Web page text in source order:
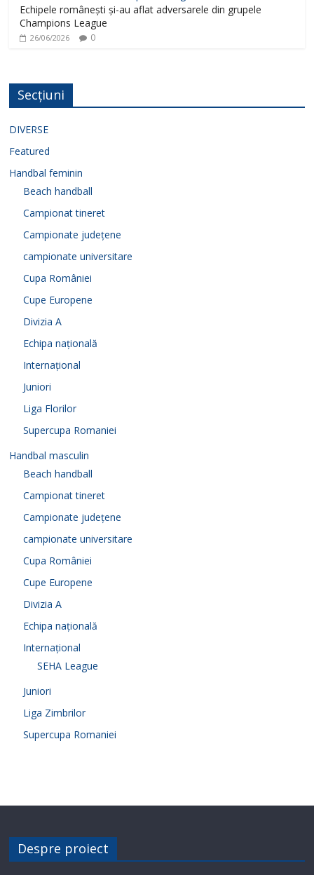
Echipele românești și-au aflat adversarele din grupele
Champions League
26/06/2026 0
Secțiuni
DIVERSE
Featured
Handbal feminin
Beach handball
Campionat tineret
Campionate județene
campionate universitare
Cupa României
Cupe Europene
Divizia A
Echipa națională
Internațional
Juniori
Liga Florilor
Supercupa Romaniei
Handbal masculin
Beach handball
Campionat tineret
Campionate județene
campionate universitare
Cupa României
Cupe Europene
Divizia A
Echipa națională
Internațional
SEHA League
Juniori
Liga Zimbrilor
Supercupa Romaniei
Despre proiect